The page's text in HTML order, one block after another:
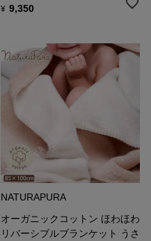
¥ 9,350
NATURAPURA
オーガニックコットン ほわほわ
リバーシブルブランケット うさ